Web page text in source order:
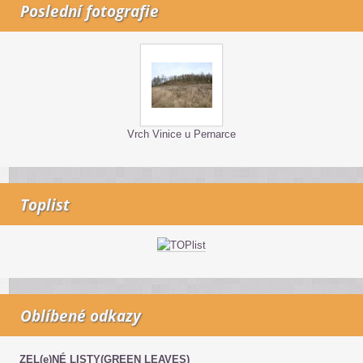
Poslední fotografie
Vrch Vinice u Pernarce
Toplist
Oblíbené odkazy
ZEL(e)NÉ LISTY(GREEN LEAVES)